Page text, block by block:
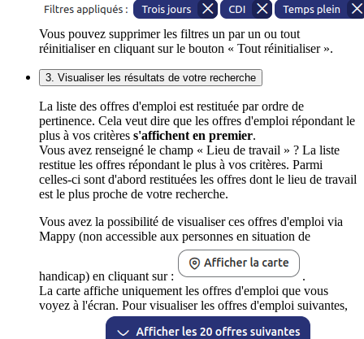
Vous pouvez supprimer les filtres un par un ou tout
réinitialiser en cliquant sur le bouton « Tout réinitialiser ».
3. Visualiser les résultats de votre recherche
La liste des offres d'emploi est restituée par ordre de
pertinence. Cela veut dire que les offres d'emploi répondant le
plus à vos critères s'affichent en premier.
Vous avez renseigné le champ « Lieu de travail » ? La liste
restitue les offres répondant le plus à vos critères. Parmi
celles-ci sont d'abord restituées les offres dont le lieu de travail
est le plus proche de votre recherche.
Vous avez la possibilité de visualiser ces offres d'emploi via
Mappy (non accessible aux personnes en situation de
handicap) en cliquant sur :
.
La carte affiche uniquement les offres d'emploi que vous
voyez à l'écran. Pour visualiser les offres d'emploi suivantes,